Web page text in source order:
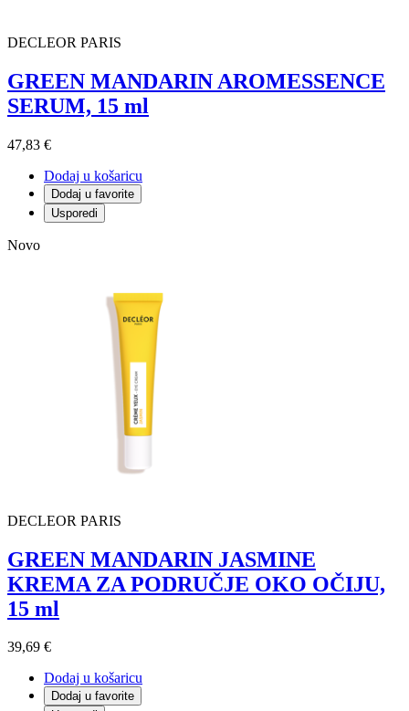
DECLEOR PARIS
GREEN MANDARIN AROMESSENCE
SERUM, 15 ml
47,83 €
Dodaj u košaricu
Dodaj u favorite
Usporedi
Novo
DECLEOR PARIS
GREEN MANDARIN JASMINE
KREMA ZA PODRUČJE OKO OČIJU,
15 ml
39,69 €
Dodaj u košaricu
Dodaj u favorite